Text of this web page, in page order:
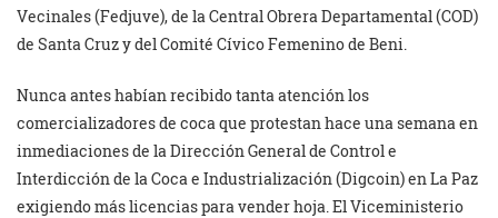
Vecinales (Fedjuve), de la Central Obrera Departamental (COD)
de Santa Cruz y del Comité Cívico Femenino de Beni.
Nunca antes habían recibido tanta atención los
comercializadores de coca que protestan hace una semana en
inmediaciones de la Dirección General de Control e
Interdicción de la Coca e Industrialización (Digcoin) en La Paz
exigiendo más licencias para vender hoja. El Viceministerio